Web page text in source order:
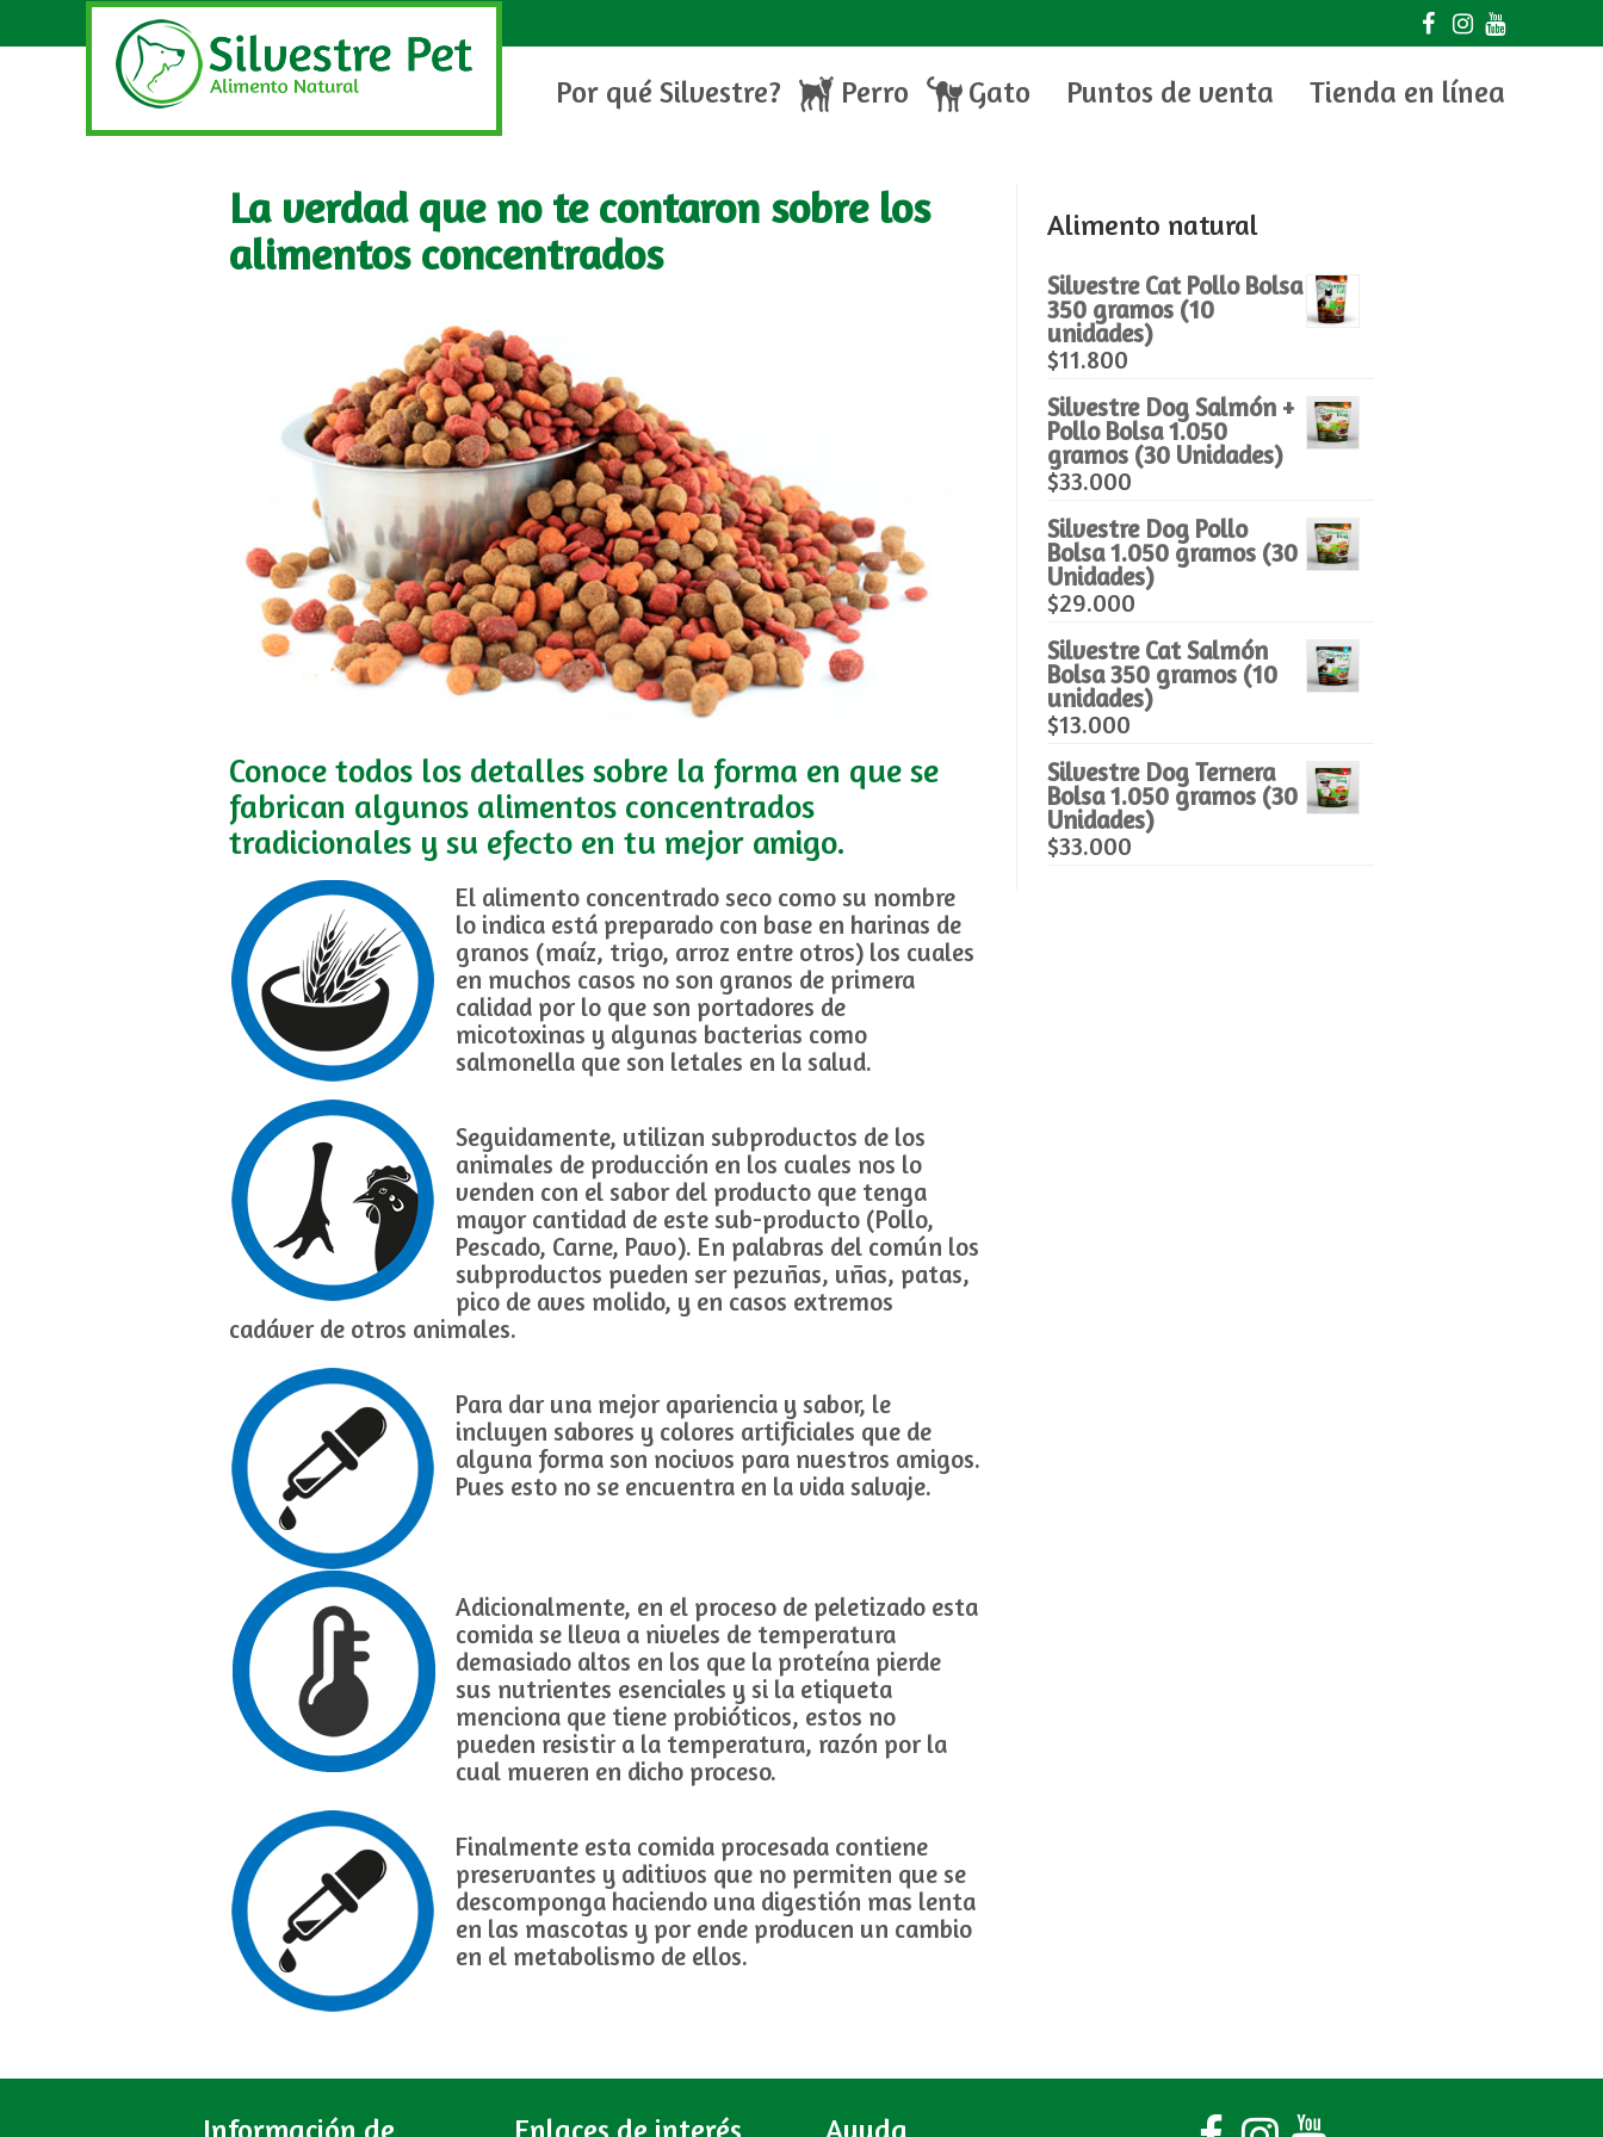
Por qué Silvestre? Perro Gato Puntos de venta Tienda en línea
La verdad que no te contaron sobre los
alimentos concentrados
Conoce todos los detalles sobre la forma en que se
fabrican algunos alimentos concentrados
tradicionales y su efecto en tu mejor amigo.
El alimento concentrado seco como su nombre
lo indica está preparado con base en harinas de
granos (maíz, trigo, arroz entre otros) los cuales
en muchos casos no son granos de primera
calidad por lo que son portadores de
micotoxinas y algunas bacterias como
salmonella que son letales en la salud.
Seguidamente, utilizan subproductos de los
animales de producción en los cuales nos lo
venden con el sabor del producto que tenga
mayor cantidad de este sub-producto (Pollo,
Pescado, Carne, Pavo). En palabras del común los
subproductos pueden ser pezuñas, uñas, patas,
pico de aves molido, y en casos extremos
cadáver de otros animales.
Para dar una mejor apariencia y sabor, le
incluyen sabores y colores artificiales que de
alguna forma son nocivos para nuestros amigos.
Pues esto no se encuentra en la vida salvaje.
Adicionalmente, en el proceso de peletizado esta
comida se lleva a niveles de temperatura
demasiado altos en los que la proteína pierde
sus nutrientes esenciales y si la etiqueta
menciona que tiene probióticos, estos no
pueden resistir a la temperatura, razón por la
cual mueren en dicho proceso.
Finalmente esta comida procesada contiene
preservantes y aditivos que no permiten que se
descomponga haciendo una digestión mas lenta
en las mascotas y por ende producen un cambio
en el metabolismo de ellos.
Alimento natural
Silvestre Cat Pollo Bolsa
350 gramos (10
unidades)
$11.800
Silvestre Dog Salmón +
Pollo Bolsa 1.050
gramos (30 Unidades)
$33.000
Silvestre Dog Pollo
Bolsa 1.050 gramos (30
Unidades)
$29.000
Silvestre Cat Salmón
Bolsa 350 gramos (10
unidades)
$13.000
Silvestre Dog Ternera
Bolsa 1.050 gramos (30
Unidades)
$33.000
Información de Enlaces de interés Ayuda